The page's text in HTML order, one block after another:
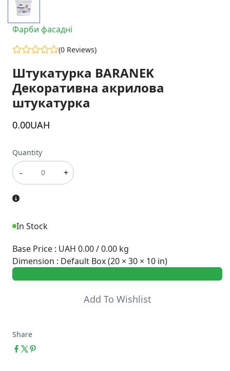
Фарби фасадні
(0 Reviews)
Штукатурка BARANEK
Декоративна акрилова
штукатурка
0.00UAH
Quantity
- +
In Stock
Base Price : UAH 0.00 / 0.00 kg
Dimension : Default Box (20 × 30 × 10 in)
Add To Wishlist
Share